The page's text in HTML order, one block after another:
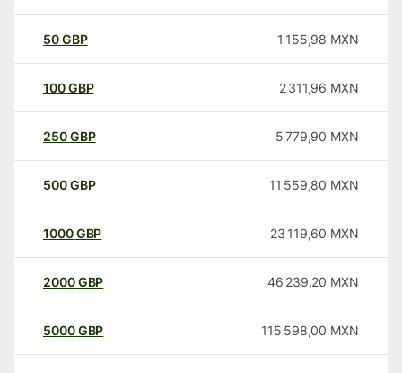
50GBP 1 155,98 MXN
100GBP 2 311,96 MXN
250GBP 5 779,90 MXN
500GBP 11 559,80 MXN
1000GBP 23 119,60 MXN
2000GBP 46 239,20 MXN
5000GBP 115 598,00 MXN